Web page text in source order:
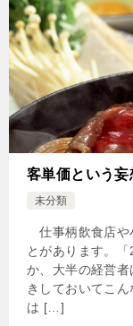
客単価という妄
未分類
仕事柄飲食店や
とがあります。
か、大半の経営
きしておいてこ
は […]